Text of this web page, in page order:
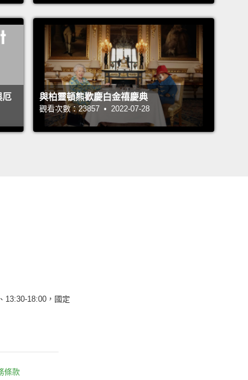
厄
與柏靈頓熊歡慶白金禧慶典
觀看次數：23857 • 2022-07-28
13:30-18:00，國定
條款